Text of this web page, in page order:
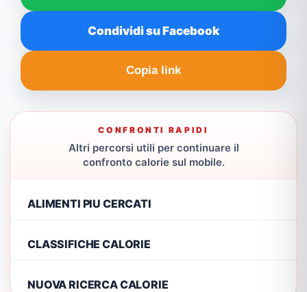
Condividi su Facebook
Copia link
CONFRONTI RAPIDI
Altri percorsi utili per continuare il
confronto calorie sul mobile.
ALIMENTI PIU CERCATI
CLASSIFICHE CALORIE
NUOVA RICERCA CALORIE